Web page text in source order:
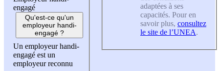
engagé
Qu'est-ce qu'un
employeur handi-
engagé ?
Un employeur handi-
engagé est un
employeur reconnu
adaptées à ses
capacités. Pour en
savoir plus, consultez
le site de l’UNEA.